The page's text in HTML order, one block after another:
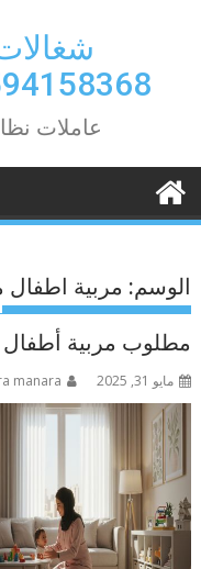
0581440346
عاملات نظافة
الوسم: مربية اطفال
مطلوب مربية أطفال في جدة
مايو 31, 2025 manara